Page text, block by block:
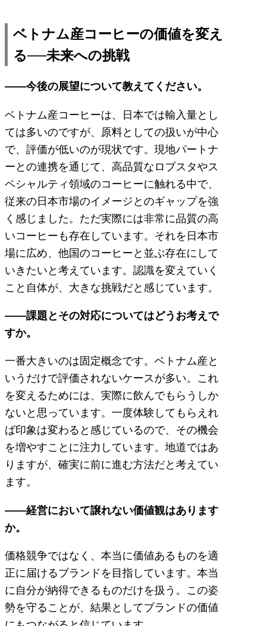
ベトナム産コーヒーの価値を変え
る──未来への挑戦
――今後の展望について教えてください。
ベトナム産コーヒーは、日本では輸入量とし
ては多いのですが、原料としての扱いが中心
で、評価が低いのが現状です。現地パートナ
ーとの連携を通じて、高品質なロブスタやス
ペシャルティ領域のコーヒーに触れる中で、
従来の日本市場のイメージとのギャップを強
く感じました。ただ実際には非常に品質の高
いコーヒーも存在しています。それを日本市
場に広め、他国のコーヒーと並ぶ存在にして
いきたいと考えています。認識を変えていく
こと自体が、大きな挑戦だと感じています。
――課題とその対応についてはどうお考えで
すか。
一番大きいのは固定概念です。ベトナム産と
いうだけで評価されないケースが多い。これ
を変えるためには、実際に飲んでもらうしか
ないと思っています。一度体験してもらえれ
ば印象は変わると感じているので、その機会
を増やすことに注力しています。地道ではあ
りますが、確実に前に進む方法だと考えてい
ます。
――経営において譲れない価値観はあります
か。
価格競争ではなく、本当に価値あるものを適
正に届けるブランドを目指しています。本当
に自分が納得できるものだけを扱う。この姿
勢を守ることが、結果としてブランドの価値